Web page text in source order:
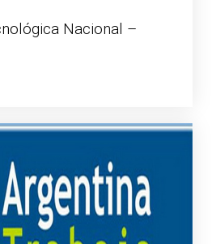
Nacional –